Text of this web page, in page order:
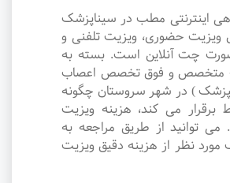
اینترنتی مطب در سیناپزشک
حضوری، ویزیت تلفنی و
چت آنلاین است. بسته به
متخصص و فوق تخصص اعصاب
) در شهر سروستان چگونه
برقرار می کند، هزینه ویزیت
توانید از طریق مراجعه به
نظر از هزینه دقیق ویزیت